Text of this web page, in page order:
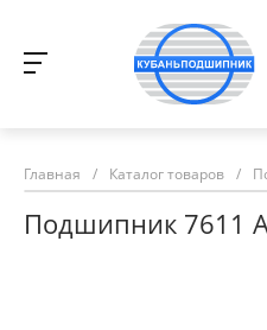
Главная / Каталог товаров /
Подшипник 7611